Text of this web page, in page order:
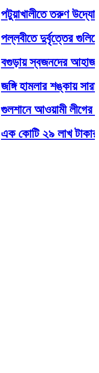
পটুয়াখালীতে তরুণ
পল্লবীতে দুর্বৃত্তের
বগুড়ায় স্বজনদের
জঙ্গি হামলার শঙ্কায় সারা
গুলশানে আওয়ামী লীগের
এক কোটি ২৯ লাখ টাকার